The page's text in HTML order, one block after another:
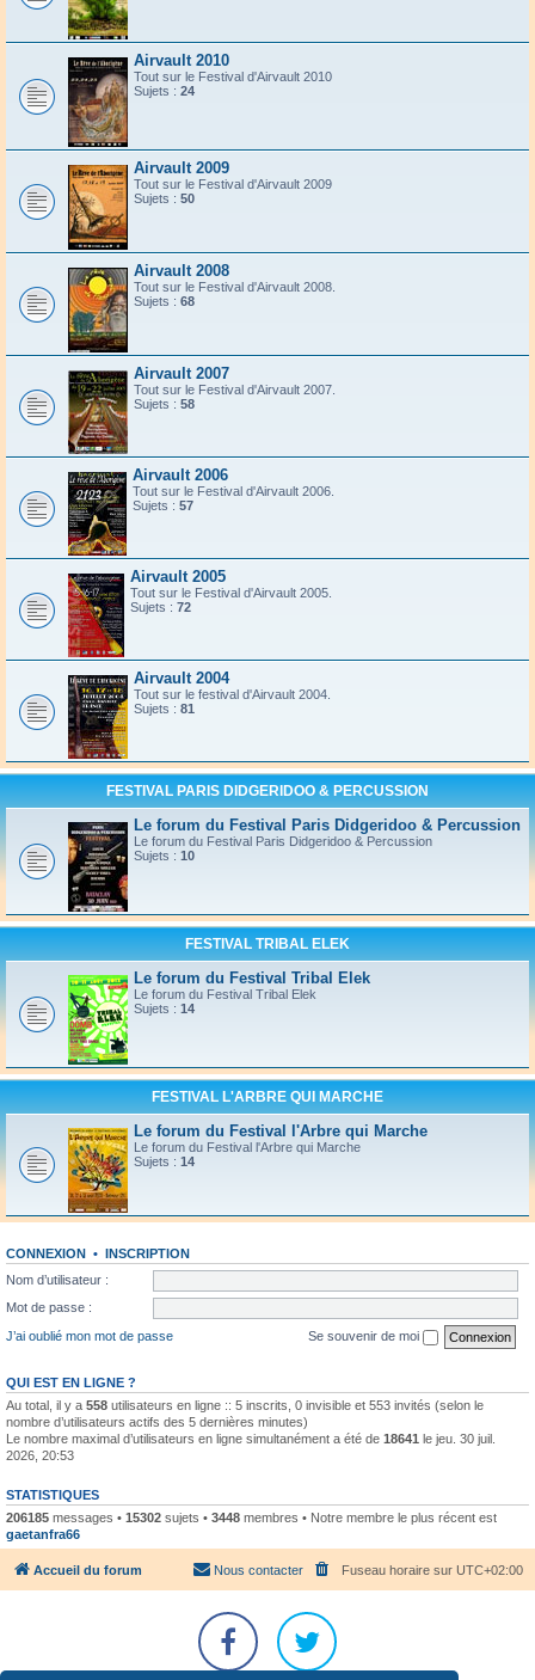
Airvault 2010
Tout sur le Festival d'Airvault 2010
Sujets : 24
Airvault 2009
Tout sur le Festival d'Airvault 2009
Sujets : 50
Airvault 2008
Tout sur le Festival d'Airvault 2008.
Sujets : 68
Airvault 2007
Tout sur le Festival d'Airvault 2007.
Sujets : 58
Airvault 2006
Tout sur le Festival d'Airvault 2006.
Sujets : 57
Airvault 2005
Tout sur le Festival d'Airvault 2005.
Sujets : 72
Airvault 2004
Tout sur le festival d'Airvault 2004.
Sujets : 81
FESTIVAL PARIS DIDGERIDOO & PERCUSSION
Le forum du Festival Paris Didgeridoo & Percussion
Le forum du Festival Paris Didgeridoo & Percussion
Sujets : 10
FESTIVAL TRIBAL ELEK
Le forum du Festival Tribal Elek
Le forum du Festival Tribal Elek
Sujets : 14
FESTIVAL L'ARBRE QUI MARCHE
Le forum du Festival l'Arbre qui Marche
Le forum du Festival l'Arbre qui Marche
Sujets : 14
CONNEXION • INSCRIPTION
Nom d’utilisateur :
Mot de passe :
J’ai oublié mon mot de passe
Se souvenir de moi
QUI EST EN LIGNE ?
Au total, il y a 558 utilisateurs en ligne :: 5 inscrits, 0 invisible et 553 invités (selon le
nombre d’utilisateurs actifs des 5 dernières minutes)
Le nombre maximal d’utilisateurs en ligne simultanément a été de 18641 le jeu. 30 juil.
2026, 20:53
STATISTIQUES
206185 messages • 15302 sujets • 3448 membres • Notre membre le plus récent est
gaetanfra66
Accueil du forum Fuseau horaire sur UTC+02:00
Nous contacter